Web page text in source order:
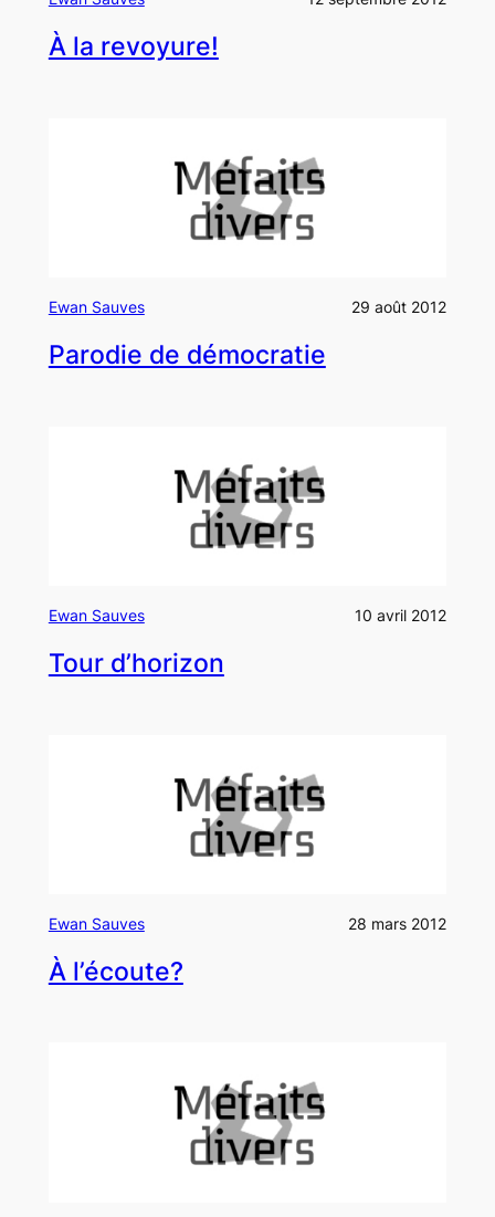
À la revoyure!
Ewan Sauves 29 août 2012
Parodie de démocratie
Ewan Sauves 10 avril 2012
Tour d’horizon
Ewan Sauves 28 mars 2012
À l’écoute?